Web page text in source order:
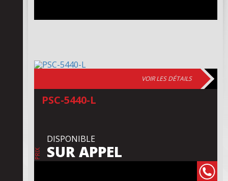
VOIR LES DÉTAILS
PSC-5440-L
PRIX
DISPONIBLE
SUR APPEL